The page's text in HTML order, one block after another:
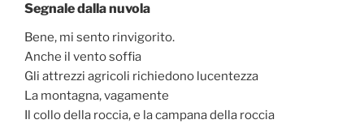
Segnale dalla nuvola
Bene, mi sento rinvigorito.
Anche il vento soffia
Gli attrezzi agricoli richiedono lucentezza
La montagna, vagamente
Il collo della roccia, e la campana della roccia